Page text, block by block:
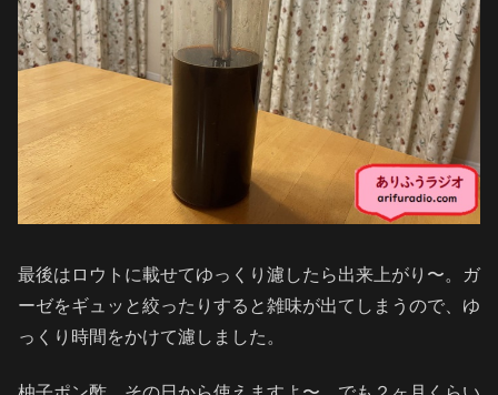
最後はロウトに載せてゆっくり濾したら出来上がり〜。ガ
ーゼをギュッと絞ったりすると雑味が出てしまうので、ゆ
っくり時間をかけて濾しました。